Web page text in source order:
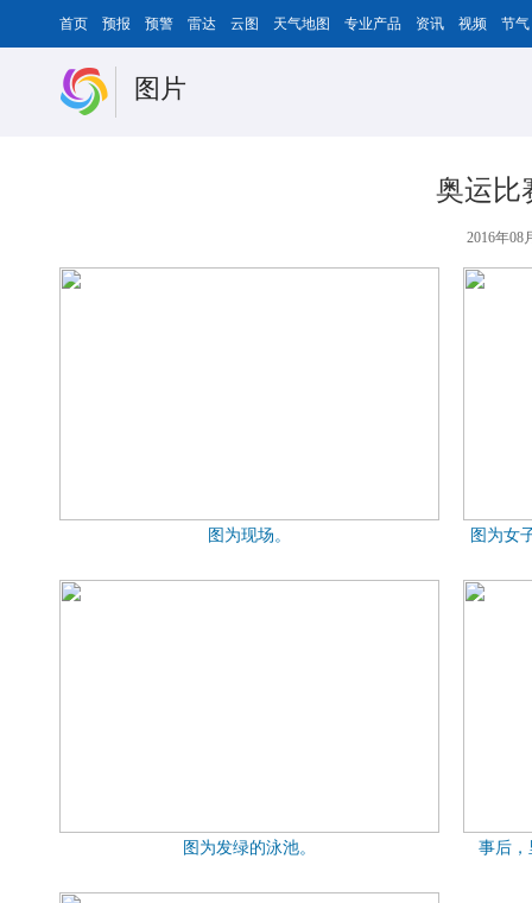
首页 预报 预警 雷达 云图 天气地图 专业产品 资讯 视频 节气
图片
奥运比
2016年08
图为现场。 图为女
图为发绿的泳池。 事后